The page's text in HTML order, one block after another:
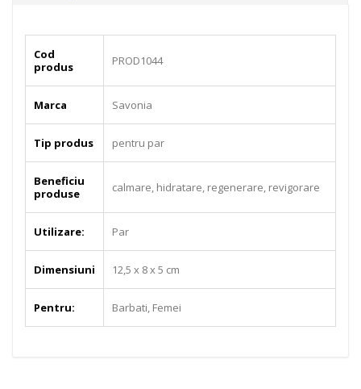
Cod
produs
PROD1044
Marca Savonia
Tip produs pentru par
Beneficiu
produse
calmare, hidratare, regenerare, revigorare
Utilizare: Par
Dimensiuni 12,5 x 8 x 5 cm
Pentru: Barbati, Femei